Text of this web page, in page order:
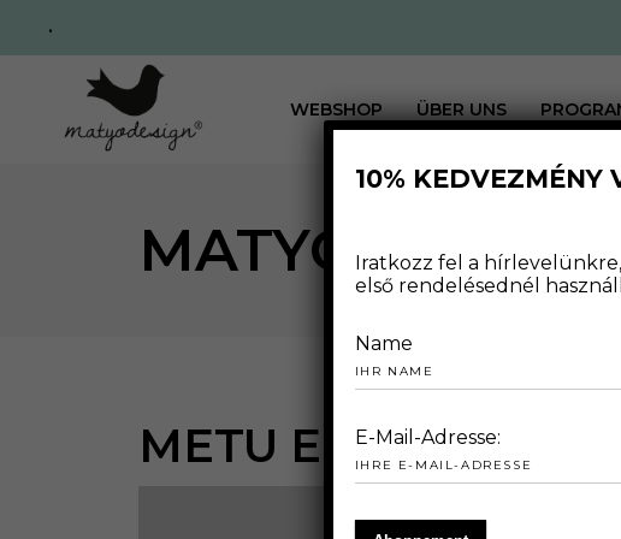
.
WEBSHOP ÜBER UNS
MATYODESIGN
METU
10% KEDVEZMÉNY
Iratkozz fel a
első rendelésednél
Name
E-Mail-Adresse: